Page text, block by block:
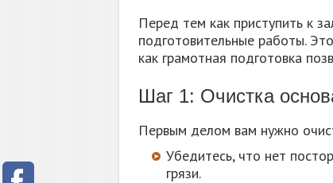
Перед тем как приступить к
подготовительные работы.
как грамотная подготовка
Шаг 1: Очистка
Первым делом вам нужно
Убедитесь, что нет
грязи.